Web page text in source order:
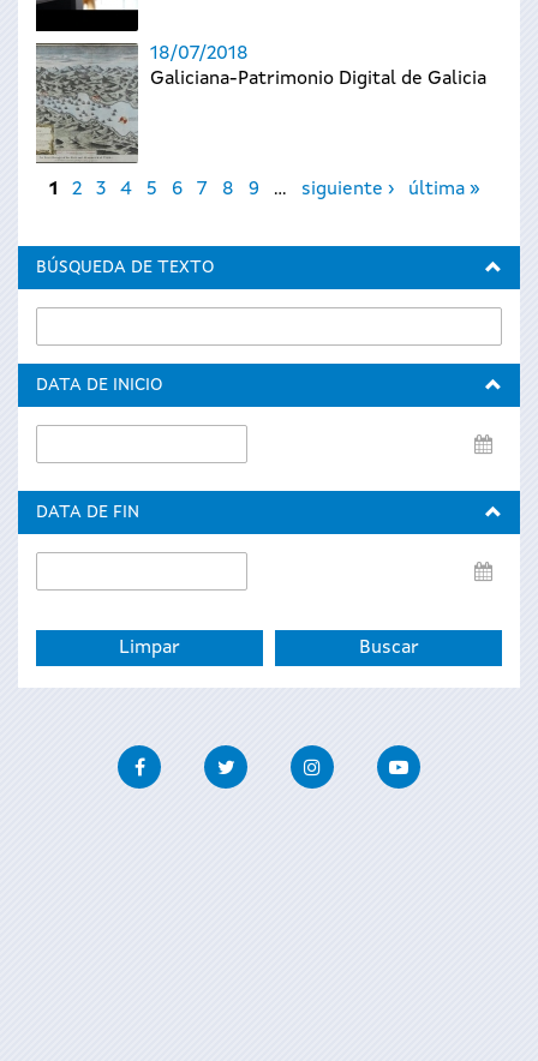
18/07/2018
Galiciana-Patrimonio Digital de Galicia
Páginas
1 2 3 4 5 6 7 8 9 … siguiente › última »
BÚSQUEDA DE TEXTO
DATA DE INICIO
de
DATA DE FIN
de
FacebookTwitter InstagramYoutube